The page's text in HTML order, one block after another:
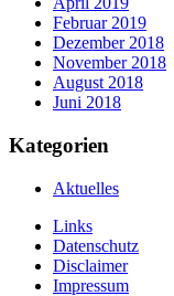
Februar 2019
Dezember 2018
November 2018
August 2018
Juni 2018
Kategorien
Aktuelles
Links
Datenschutz
Disclaimer
Impressum